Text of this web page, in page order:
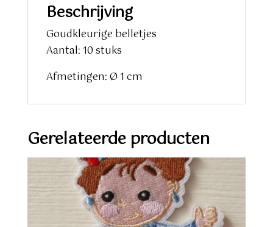
Beschrijving
Goudkleurige belletjes
Aantal: 10 stuks
Afmetingen: Ø 1 cm
Gerelateerde producten